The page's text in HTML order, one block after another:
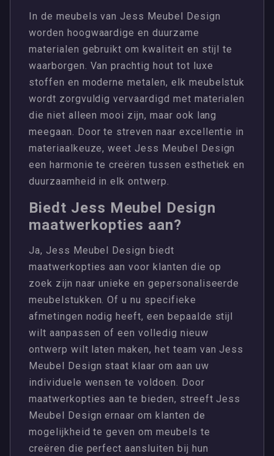
In de meubels van Jess Meubel Design
worden hoogwaardige en duurzame
materialen gebruikt om kwaliteit en stijl te
waarborgen. Van prachtig hout tot luxe
stoffen en moderne metalen, elk meubelstuk
wordt zorgvuldig vervaardigd met materialen
die niet alleen mooi zijn, maar ook lang
meegaan. Door te streven naar excellentie in
materiaalkeuze, weet Jess Meubel Design
een harmonie te creëren tussen esthetiek en
duurzaamheid in elk ontwerp.
Biedt Jess Meubel Design
maatwerkopties aan?
Ja, Jess Meubel Design biedt
maatwerkopties aan voor klanten die op
zoek zijn naar unieke en gepersonaliseerde
meubelstukken. Of u nu specifieke
afmetingen nodig heeft, een bepaalde stijl
wilt aanpassen of een volledig nieuw
ontwerp wilt laten maken, het team van Jess
Meubel Design staat klaar om aan uw
individuele wensen te voldoen. Door
maatwerkopties aan te bieden, streeft Jess
Meubel Design ernaar om klanten de
mogelijkheid te geven om meubels te
creëren die perfect aansluiten bij hun